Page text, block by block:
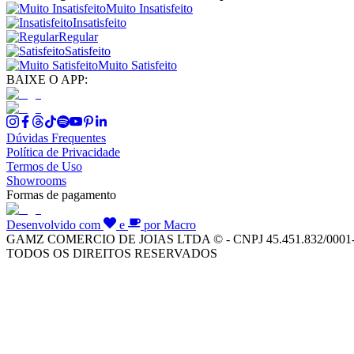
Muito Insatisfeito
Insatisfeito
Regular
Satisfeito
Muito Satisfeito
BAIXE O APP:
Dúvidas Frequentes
Política de Privacidade
Termos de Uso
Showrooms
Formas de pagamento
Desenvolvido com e
por Macro
GAMZ COMERCIO DE JOIAS LTDA © - CNPJ 45.451.832/
TODOS OS DIREITOS RESERVADOS